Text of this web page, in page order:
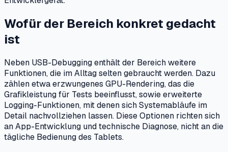
Wofür der Bereich konkret gedacht
ist
Neben USB-Debugging enthält der Bereich weitere
Funktionen, die im Alltag selten gebraucht werden. Dazu
zählen etwa erzwungenes GPU-Rendering, das die
Grafikleistung für Tests beeinflusst, sowie erweiterte
Logging-Funktionen, mit denen sich Systemabläufe im
Detail nachvollziehen lassen. Diese Optionen richten sich
an App-Entwicklung und technische Diagnose, nicht an die
tägliche Bedienung des Tablets.